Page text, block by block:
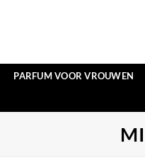
PARFUM VOOR VROUWEN